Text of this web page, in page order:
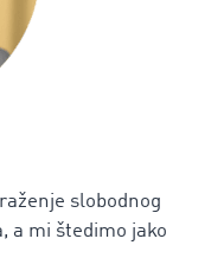
slobodnog
a mi štedimo jako